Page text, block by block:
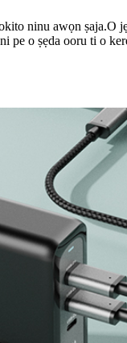
ninu awọn
o ṣẹda ooru ti o